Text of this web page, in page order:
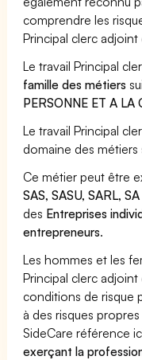
comprendre les
Principal clerc
Le travail Principal
famille des métiers
PERSONNE ET A LA
Le travail Principal
domaine des métiers
Ce métier peut être
SAS, SASU, SARL,
des Entreprises
entrepreneurs.
Les hommes et les
Principal clerc
conditions de risque
à des risques
SideCare référence
exerçant la